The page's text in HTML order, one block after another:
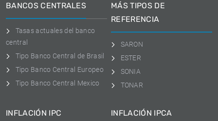
BANCOS CENTRALES
Tasas actuales del banco
central
Tipo Banco Central de Brasil
Tipo Banco Central Europeo
Tipo Banco Central Mexico
MÁS TIPOS DE
REFERENCIA
SARON
ESTER
SONIA
TONAR
INFLACIÓN IPC INFLACIÓN IPCA